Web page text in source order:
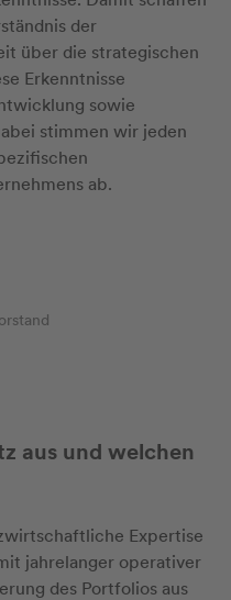
der
über die strategischen
Erkenntnisse
sowie
stimmen wir jeden
ab.
aus und welchen
Expertise
jahrelanger operativer
des Portfolios aus